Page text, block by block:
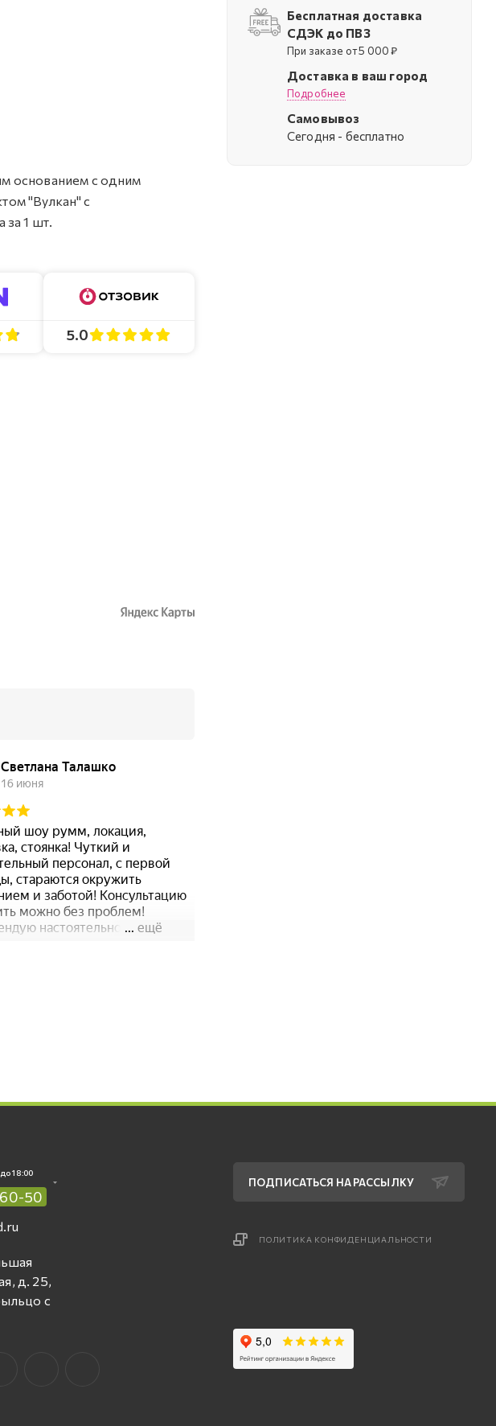
основанием с одним
"Вулкан" с
за 1 шт.
5.0
Бесплатная доставка
СДЭК до ПВЗ
При заказе от 5 000 ₽
Доставка в ваш город
Подробнее
Самовывоз
Cегодня - бесплатно
18:00
50
д. 25,
с
ПОДПИСАТЬСЯ НА РАССЫЛКУ
ПОЛИТИКА КОНФИДЕНЦИАЛЬНОСТИ